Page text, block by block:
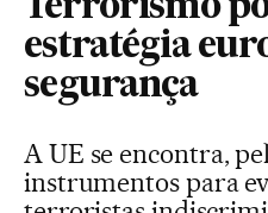
Terrorismo
estratégia
segurança
A UE se encontra,
instrumentos para